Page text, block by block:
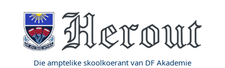
content
Die amptelike skoolkoerant van DF Akademie